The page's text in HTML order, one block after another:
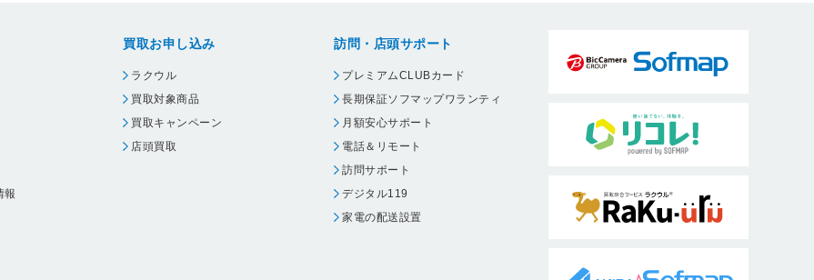
報
買取お申し込み
ラクウル
買取対象商品
買取キャンペーン
店頭買取
訪問・店頭サポート
プレミアムCLUBカード
長期保証ソフマップワランティ
月額安心サポート
電話＆リモート
訪問サポート
デジタル119
家電の配送設置